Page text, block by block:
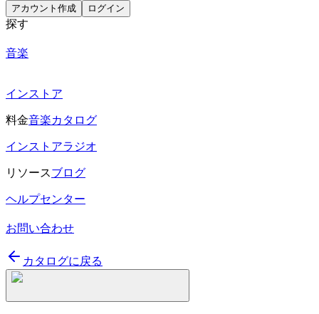
アカウント作成 ログイン
探す
音楽
インストア
料金音楽カタログ
インストアラジオ
リソースブログ
ヘルプセンター
お問い合わせ
カタログに戻る